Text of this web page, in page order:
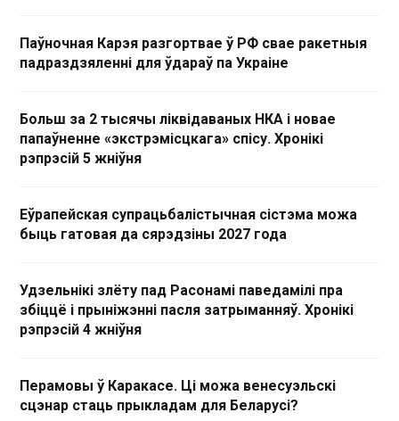
Паўночная Карэя разгортвае ў РФ свае ракетныя
падраздзяленні для ўдараў па Украіне
Больш за 2 тысячы ліквідаваных НКА і новае
папаўненне «экстрэмісцкага» спісу. Хронікі
рэпрэсій 5 жніўня
Еўрапейская супрацьбалістычная сістэма можа
быць гатовая да сярэдзіны 2027 года
Удзельнікі злёту пад Расонамі паведамілі пра
збіццё і прыніжэнні пасля затрыманняў. Хронікі
рэпрэсій 4 жніўня
Перамовы ў Каракасе. Ці можа венесуэльскі
сцэнар стаць прыкладам для Беларусі?